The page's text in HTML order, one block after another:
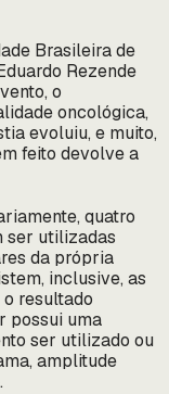
Brasileira de
Rezende
o
oncológica,
evoluiu, e muito,
feito devolve a
quatro
ser utilizadas
da própria
inclusive, as
resultado
possui uma
ser utilizado ou
amplitude